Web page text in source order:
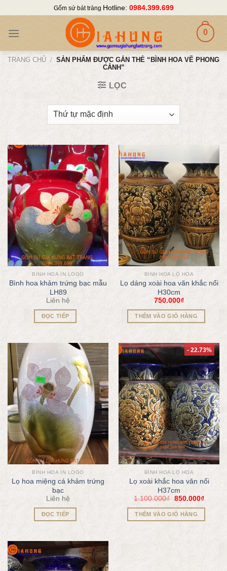
content
Gốm sứ bát tràng Hotline: 0984.399.699
0
TRANG CHỦ / SẢN PHẨM ĐƯỢC GẮN THẺ “BÌNH HOA VẼ PHONG
CẢNH”
LỌC
BÌNH HOA IN LOGO
Bình hoa khảm trứng bạc mẫu
LH89
Liên hệ
ĐỌC TIẾP
BÌNH HOA LỌ HOA
Lọ dáng xoài hoa văn khắc nổi
H30cm
750.000₫
THÊM VÀO GIỎ HÀNG
BÌNH HOA IN LOGO
Lọ hoa miệng cá khảm trứng
bạc
Liên hệ
ĐỌC TIẾP
- 22.73%
BÌNH HOA LỌ HOA
Lọ xoài khắc hoa văn nổi
H37cm
1.100.000₫ 850.000₫
THÊM VÀO GIỎ HÀNG